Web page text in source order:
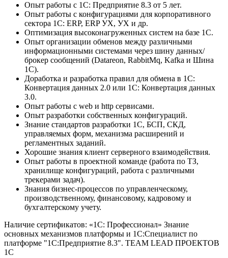
Опыт работы с 1С: Предприятие 8.3 от 5 лет.
Опыт работы с конфигурациями для корпоративного
сектора 1C: ERP, ERP УХ, УХ и др.
Оптимизация высоконагруженных систем на базе 1С.
Опыт организации обменов между различными
информационными системами через шину данных/
брокер сообщений (Datareon, RabbitMq, Kafka и Шина
1С).
Доработка и разработка правил для обмена в 1С:
Конвертация данных 2.0 или 1С: Конвертация данных
3.0.
Опыт работы с web и http сервисами.
Опыт разработки собственных конфигураций.
Знание стандартов разработки 1С, БСП, СКД,
управляемых форм, механизма расширений и
регламентных заданий.
Хорошие знания клиент серверного взаимодействия.
Опыт работы в проектной команде (работа по ТЗ,
хранилище конфигураций, работа с различными
трекерами задач).
Знания бизнес-процессов по управленческому,
производственному, финансовому, кадровому и
бухгалтерскому учету.
Наличие сертификатов: «1С: Профессионал» Знание
основных механизмов платформы и 1С:Специалист по
платформе "1С:Предприятие 8.3". TEAM LEAD ПРОЕКТОВ
1С